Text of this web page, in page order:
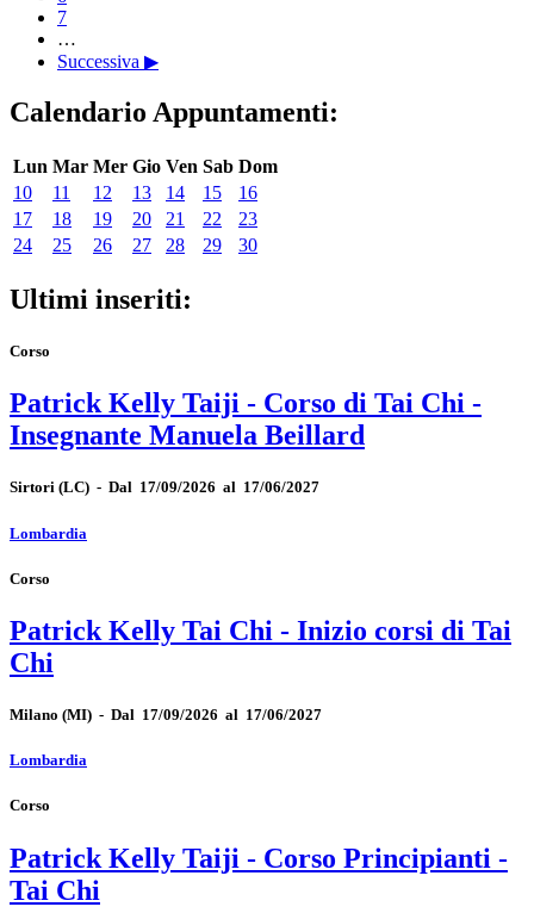
7
…
Successiva ▶
Calendario Appuntamenti:
Lun Mar Mer Gio Ven Sab Dom
10
11 12 13 14 15
16
17
18 19 20 21 22
23
24
25 26 27 28 29 30
Ultimi inseriti:
Corso
Patrick Kelly Taiji - Corso di Tai Chi -
Insegnante Manuela Beillard
Sirtori (LC) - Dal 17/09/2026 al 17/06/2027
Lombardia
Corso
Patrick Kelly Tai Chi - Inizio corsi di Tai
Chi
Milano (MI) - Dal 17/09/2026 al 17/06/2027
Lombardia
Corso
Patrick Kelly Taiji - Corso Principianti -
Tai Chi